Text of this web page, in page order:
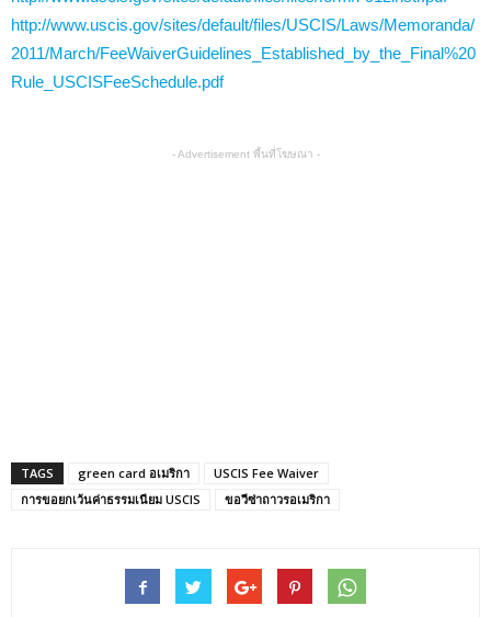
http://www.uscis.gov/sites/default/files/USCIS/Laws/Memoranda/
2011/March/FeeWaiverGuidelines_Established_by_the_Final%20
Rule_USCISFeeSchedule.pdf
- Advertisement พื้นที่โฆษณา -
TAGS green card อเมริกา
USCIS Fee Waiver
การขอยกเว้นค่าธรรมเนียม USCIS
ขอวีซ่าถาวรอเมริกา